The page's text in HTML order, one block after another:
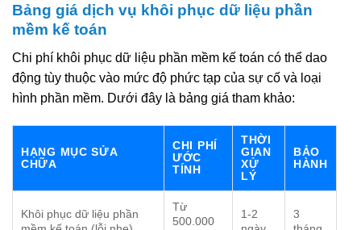
Bảng giá dịch vụ khôi phục dữ liệu phần
mềm kế toán
Chi phí khôi phục dữ liệu phần mềm kế toán có thể dao
động tùy thuộc vào mức độ phức tạp của sự cố và loại
hình phần mềm. Dưới đây là bảng giá tham khảo:
HẠNG MỤC SỬA
CHỮA
CHI PHÍ
ƯỚC
TÍNH
THỜI
GIAN
XỬ
LÝ
BẢO
HÀNH
Khôi phục dữ liệu phần
Từ
500.000
1-2
3